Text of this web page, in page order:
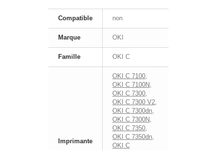
Compatible non
Marque OKI
Famille OKI C
Imprimante
OKI C 7100,
OKI C 7100N,
OKI C 7300,
OKI C 7300 V2,
OKI C 7300dn,
OKI C 7300N,
OKI C 7350,
OKI C 7350dn,
OKI C